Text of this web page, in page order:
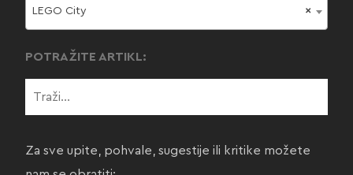
×
LEGO City
POTRAŽITE ARTIKL:
Za sve upite, pohvale, sugestije ili kritike možete